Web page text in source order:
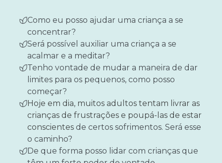
Como eu posso ajudar uma criança a se
concentrar?
Será possível auxiliar uma criança a se
acalmar e a meditar?
Tenho vontade de mudar a maneira de dar
limites para os pequenos, como posso
começar?
Hoje em dia, muitos adultos tentam livrar as
crianças de frustrações e poupá-las de estar
conscientes de certos sofrimentos. Será esse
o caminho?
De que forma posso lidar com crianças que